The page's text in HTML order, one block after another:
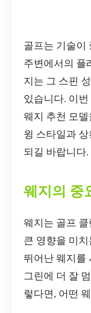
골프는 기술이
주변에서의 플
지는 그 스핀
있습니다. 이
웨지 추천 모
윙 스타일과
되길 바랍니다.
웨지의 중
웨지는 골프
큰 영향을 미
뛰어난 웨지를
그린에 더 잘
렇다면, 어떤